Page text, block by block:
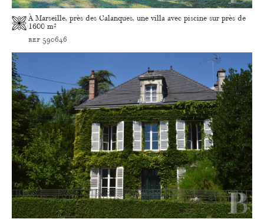
À Marseille, près des Calanques, une villa avec piscine sur près de
1600 m²
ref 590646